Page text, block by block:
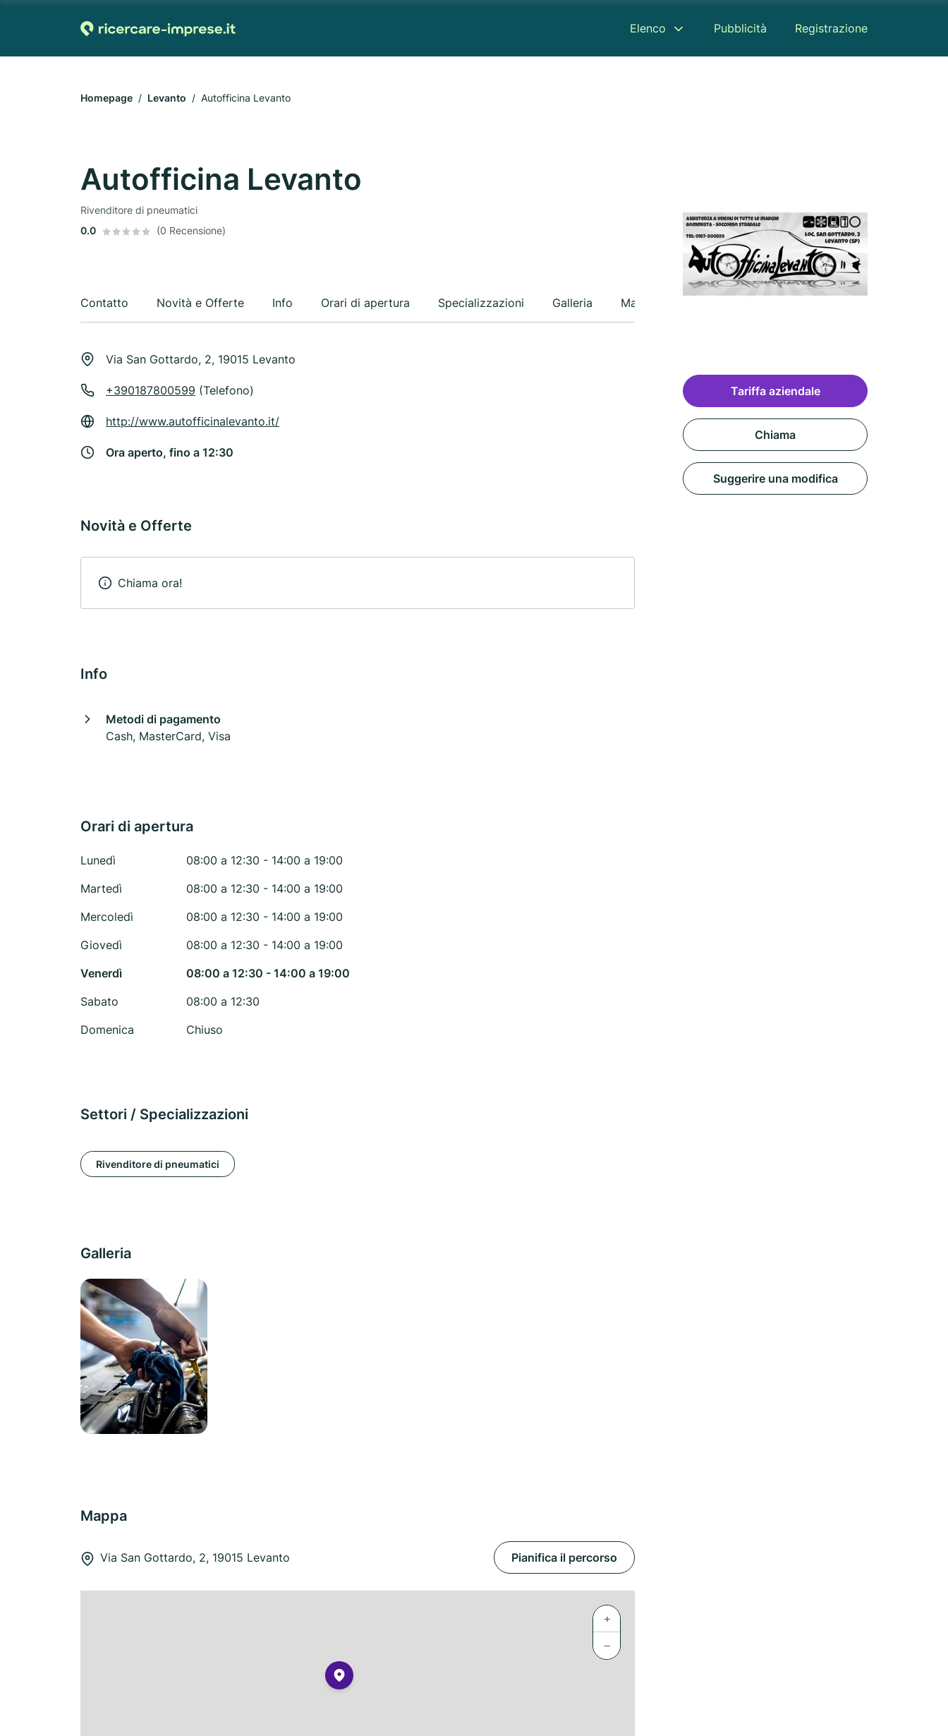
Elenco Pubblicità Registrazione
Homepage Levanto Autofficina Levanto
Autofficina Levanto
Rivenditore di pneumatici
0.0
(0 Recensione)
Contatto Novità e Offerte Info Orari di apertura Specializzazioni Galleria Mappa
Via San Gottardo, 2, 19015 Levanto
+390187800599 (Telefono)
http://www.autofficinalevanto.it/
Ora aperto, fino a 12:30
Novità e Offerte
Chiama ora!
Info
Metodi di pagamento
Cash, MasterCard, Visa
Orari di apertura
Lunedì
08:00 a 12:30 - 14:00 a 19:00
Martedì
08:00 a 12:30 - 14:00 a 19:00
Mercoledì
08:00 a 12:30 - 14:00 a 19:00
Giovedì
08:00 a 12:30 - 14:00 a 19:00
Venerdì
08:00 a 12:30 - 14:00 a 19:00
Sabato
08:00 a 12:30
Domenica
Chiuso
Settori / Specializzazioni
Rivenditore di pneumatici
Galleria
Mappa
Via San Gottardo, 2, 19015 Levanto Pianifica il percorso
+
−
Tariffa aziendale
Chiama
Suggerire una modifica